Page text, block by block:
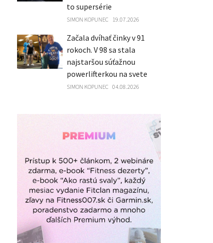
to supersérie
SIMON KOPUNEC 19.07.2026
Začala dvíhať činky v 91
rokoch. V 98 sa stala
najstaršou súťažnou
powerlifterkou na svete
SIMON KOPUNEC 04.08.2026